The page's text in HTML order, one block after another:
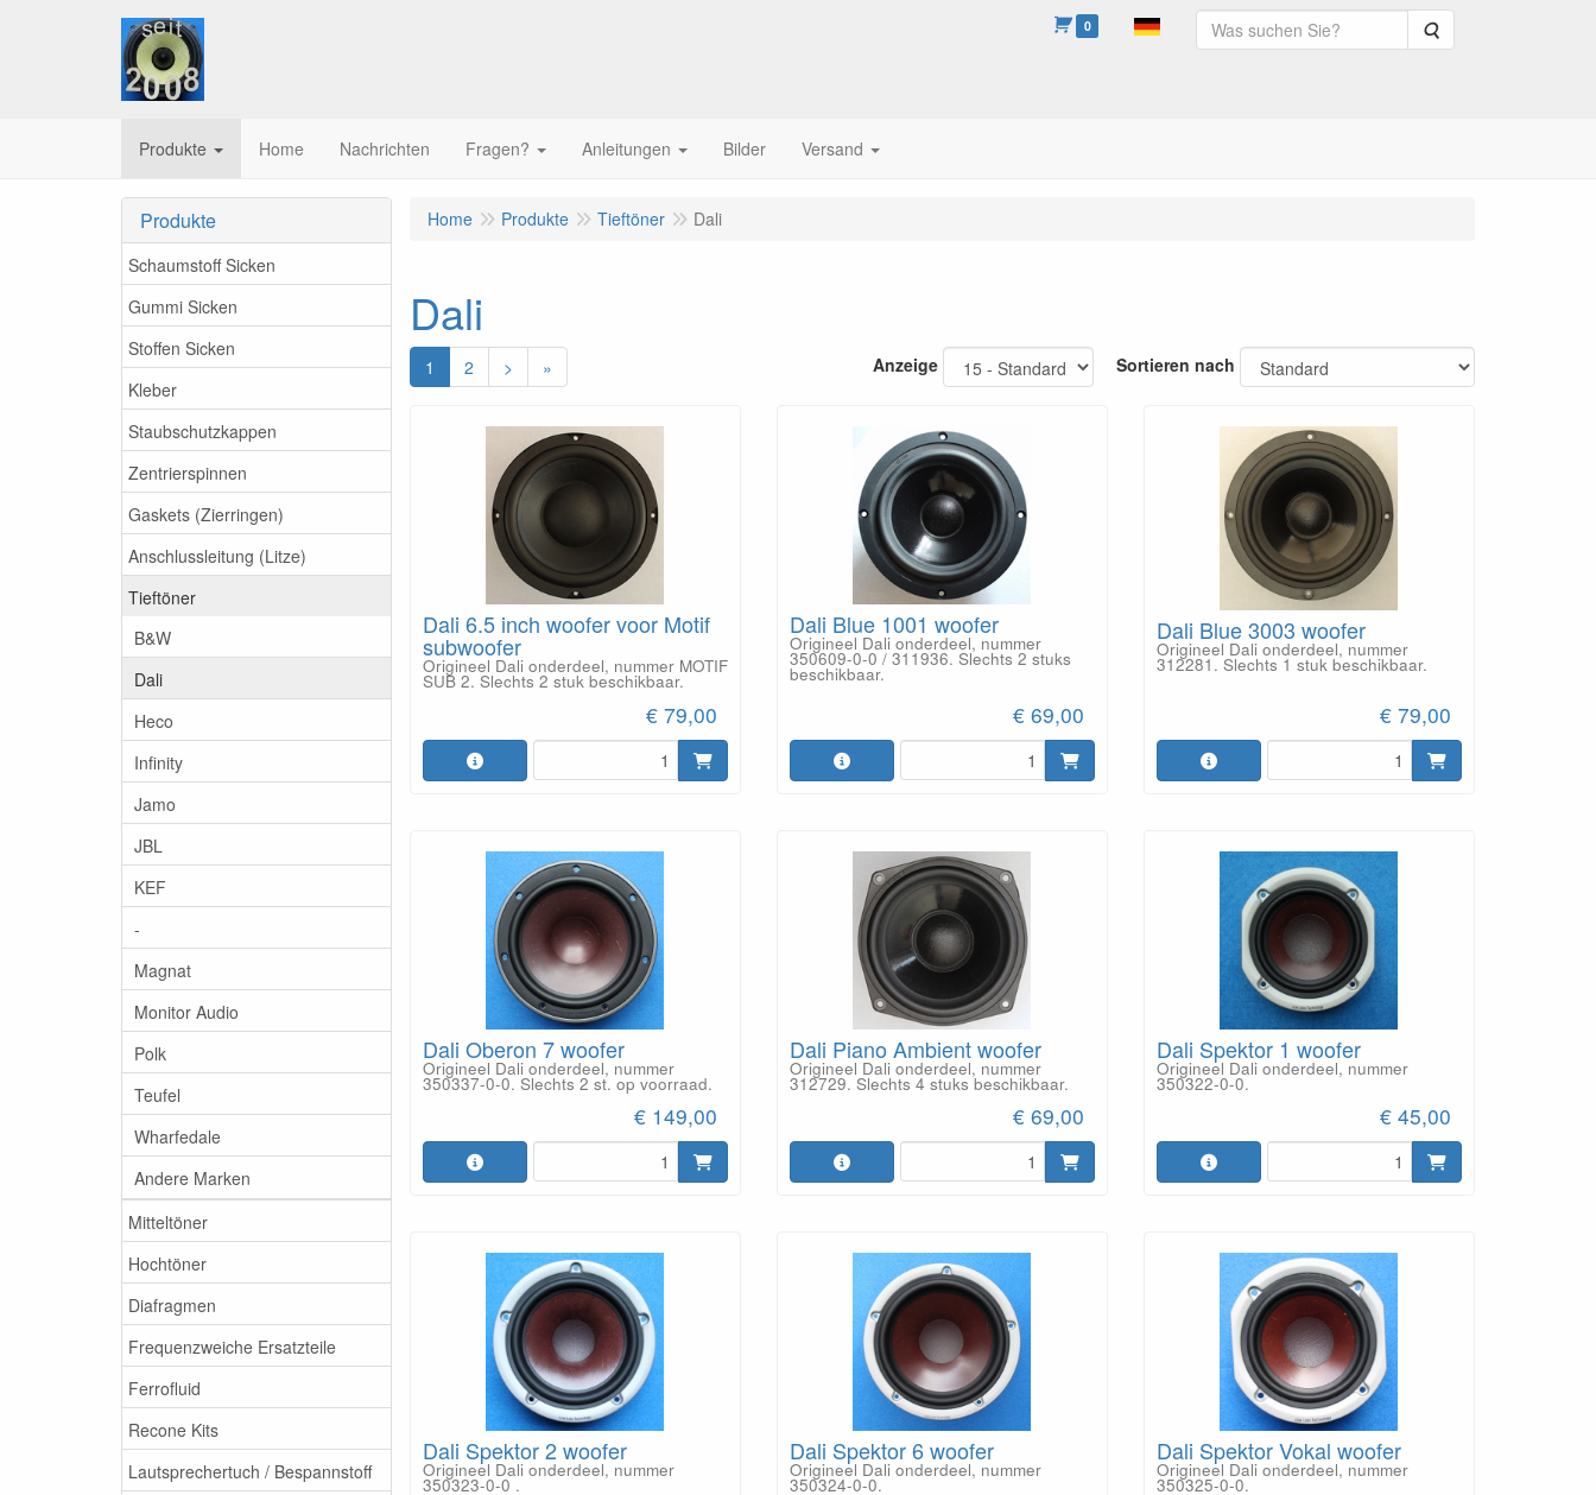
0 Suche
Produkte Home Nachrichten Fragen? Anleitungen Bilder Versand
Produkte
Schaumstoff Sicken
Gummi Sicken
Stoffen Sicken
Kleber
Staubschutzkappen
Zentrierspinnen
Gaskets (Zierringen)
Anschlussleitung (Litze)
Tieftöner
B&W
Dali
Heco
Infinity
Jamo
JBL
KEF
-
Magnat
Monitor Audio
Polk
Teufel
Wharfedale
Andere Marken
Mitteltöner
Hochtöner
Diafragmen
Frequenzweiche Ersatzteile
Ferrofluid
Recone Kits
Lautsprechertuch / Bespannstoff
Home Produkte Tieftöner Dali
Dali
1 2 > » Anzeige Sortieren nach
Dali 6.5 inch woofer voor Motif
subwoofer
Origineel Dali onderdeel, nummer MOTIF
SUB 2. Slechts 2 stuk beschikbaar.
€ 79,00
Dali Blue 1001 woofer
Origineel Dali onderdeel, nummer
350609-0-0 / 311936. Slechts 2 stuks
beschikbaar.
€ 69,00
Dali Blue 3003 woofer
Origineel Dali onderdeel, nummer
312281. Slechts 1 stuk beschikbaar.
€ 79,00
Dali Oberon 7 woofer
Origineel Dali onderdeel, nummer
350337-0-0. Slechts 2 st. op voorraad.
€ 149,00
Dali Piano Ambient woofer
Origineel Dali onderdeel, nummer
312729. Slechts 4 stuks beschikbaar.
€ 69,00
Dali Spektor 1 woofer
Origineel Dali onderdeel, nummer
350322-0-0.
€ 45,00
Dali Spektor 2 woofer
Origineel Dali onderdeel, nummer
350323-0-0 .
Dali Spektor 6 woofer
Origineel Dali onderdeel, nummer
350324-0-0.
Dali Spektor Vokal woofer
Origineel Dali onderdeel, nummer
350325-0-0.